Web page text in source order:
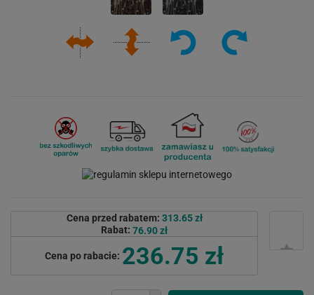
Cena przed rabatem: 313.65 zł
Rabat: 76.90 zł
Cena po rabacie: 236.75 zł